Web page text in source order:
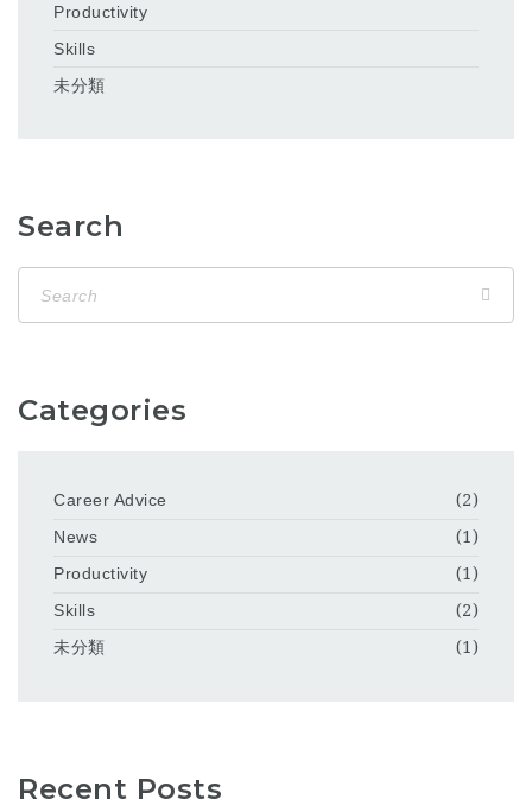
Productivity
Skills
未分類
Search
Categories
Career Advice
(2)
News
(1)
Productivity
(1)
Skills
(2)
未分類
(1)
Recent Posts